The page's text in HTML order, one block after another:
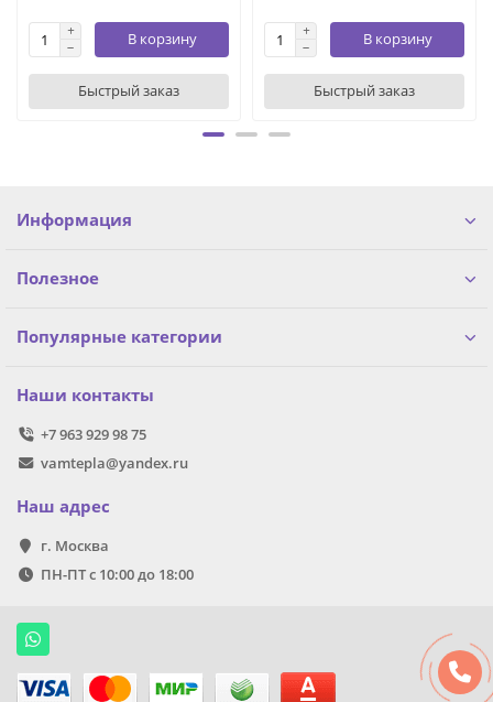
В корзину
Быстрый заказ
В корзину
Быстрый заказ
Информация
Полезное
Популярные категории
Наши контакты
+7 963 929 98 75
vamtepla@yandex.ru
Наш адрес
г. Москва
ПН-ПТ с 10:00 до 18:00